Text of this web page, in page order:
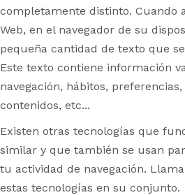
completamente distinto. Cuando
Web, en el navegador de su
pequeña cantidad de texto que
Este texto contiene información
navegación, hábitos,
contenidos, etc...
Existen otras tecnologías que
similar y que también se usan
tu actividad de navegación.
estas tecnologías en su conjunto.